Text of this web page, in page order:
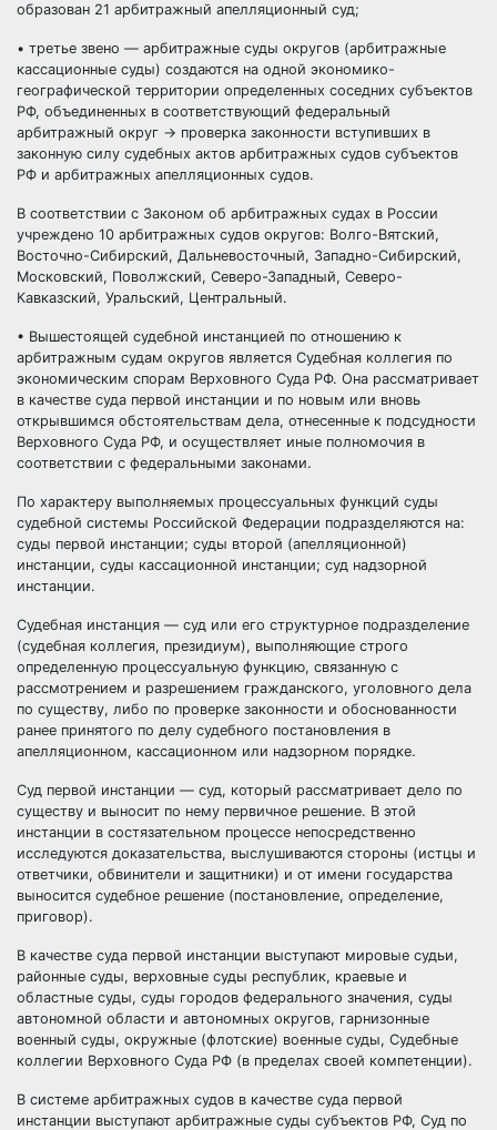
образован 21 арбитражный апелляционный суд;
• третье звено — арбитражные суды округов (арбитражные
кассационные суды) создаются на одной экономико-
географической территории определенных соседних субъектов
РФ, объединенных в соответствующий федеральный
арбитражный округ → проверка законности вступивших в
законную силу судебных актов арбитражных судов субъектов
РФ и арбитражных апелляционных судов.
В соответствии с Законом об арбитражных судах в России
учреждено 10 арбитражных судов округов: Волго-Вятский,
Восточно-Сибирский, Дальневосточный, Западно-Сибирский,
Московский, Поволжский, Северо-Западный, Северо-
Кавказский, Уральский, Центральный.
• Вышестоящей судебной инстанцией по отношению к
арбитражным судам округов является Судебная коллегия по
экономическим спорам Верховного Суда РФ. Она рассматривает
в качестве суда первой инстанции и по новым или вновь
открывшимся обстоятельствам дела, отнесенные к подсудности
Верховного Суда РФ, и осуществляет иные полномочия в
соответствии с федеральными законами.
По характеру выполняемых процессуальных функций суды
судебной системы Российской Федерации подразделяются на:
суды первой инстанции; суды второй (апелляционной)
инстанции, суды кассационной инстанции; суд надзорной
инстанции.
Судебная инстанция — суд или его структурное подразделение
(судебная коллегия, президиум), выполняющие строго
определенную процессуальную функцию, связанную с
рассмотрением и разрешением гражданского, уголовного дела
по существу, либо по проверке законности и обоснованности
ранее принятого по делу судебного постановления в
апелляционном, кассационном или надзорном порядке.
Суд первой инстанции — суд, который рассматривает дело по
существу и выносит по нему первичное решение. В этой
инстанции в состязательном процессе непосредственно
исследуются доказательства, выслушиваются стороны (истцы и
ответчики, обвинители и защитники) и от имени государства
выносится судебное решение (постановление, определение,
приговор).
В качестве суда первой инстанции выступают мировые судьи,
районные суды, верховные суды республик, краевые и
областные суды, суды городов федерального значения, суды
автономной области и автономных округов, гарнизонные
военный суды, окружные (флотские) военные суды, Судебные
коллегии Верховного Суда РФ (в пределах своей компетенции).
В системе арбитражных судов в качестве суда первой
инстанции выступают арбитражные суды субъектов РФ, Суд по